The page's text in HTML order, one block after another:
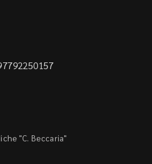
"C. Beccaria"